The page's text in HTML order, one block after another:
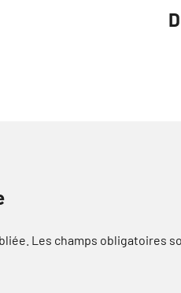
Les champs obligatoires